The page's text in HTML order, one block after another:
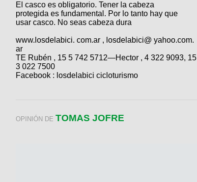
El casco es obligatorio. Tener la cabeza
protegida es fundamental. Por lo tanto hay que
usar casco. No seas cabeza dura
www.losdelabici. com.ar , losdelabici@ yahoo.com.
ar
TE Rubén , 15 5 742 5712—Hector , 4 322 9093, 15
3 022 7500
Facebook : losdelabici cicloturismo
OPINIÓN DE TOMAS JOFRE